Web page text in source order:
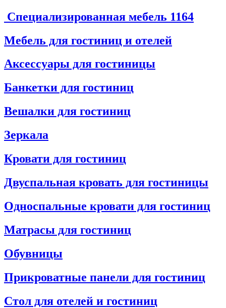
Специализированная мебель 1164
Мебель для гостиниц и отелей
Аксессуары для гостиницы
Банкетки для гостиниц
Вешалки для гостиниц
Зеркала
Кровати для гостиниц
Двуспальная кровать для гостиницы
Односпальные кровати для гостиниц
Матрасы для гостиниц
Обувницы
Прикроватные панели для гостиниц
Стол для отелей и гостиниц